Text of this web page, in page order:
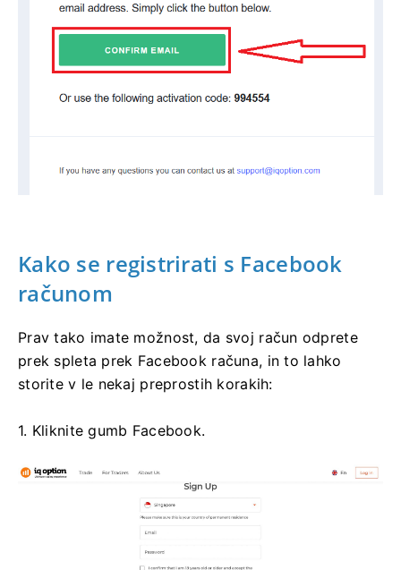
Kako se registrirati s Facebook
računom
Prav tako imate možnost, da svoj račun odprete
prek spleta prek Facebook računa, in to lahko
storite v le nekaj preprostih korakih:
1. Kliknite gumb Facebook.